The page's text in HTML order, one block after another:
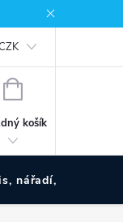
NÁKUPNÍ
košík
nářadí, pumpy